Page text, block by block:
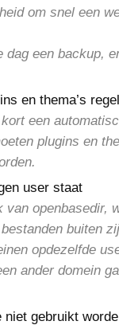
om snel een
een backup,
en thema’s
een
plugins en
user staat
openbasedir,
buiten
opdezelfde
ander domein
niet gebruikt